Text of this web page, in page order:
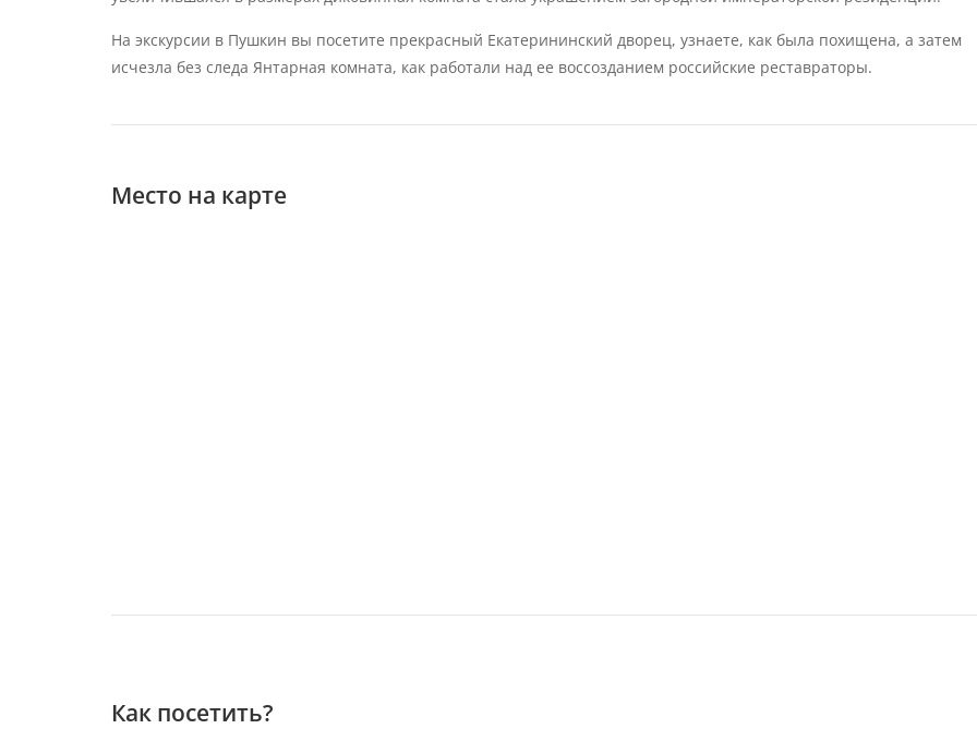
На экскурсии в Пушкин вы посетите прекрасный Екатерининский дворец, узнаете, как была похищена, а затем
исчезла без следа Янтарная комната, как работали над ее воссозданием российские реставраторы.
Место на карте
Как посетить?